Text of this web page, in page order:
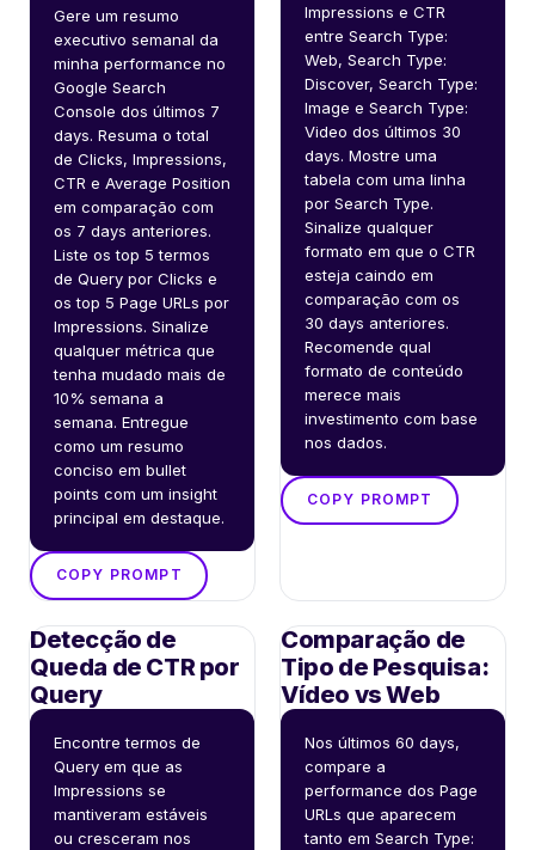
Gere um resumo
executivo semanal da
minha performance no
Google Search
Console dos últimos 7
days. Resuma o total
de Clicks, Impressions,
CTR e Average Position
em comparação com
os 7 days anteriores.
Liste os top 5 termos
de Query por Clicks e
os top 5 Page URLs por
Impressions. Sinalize
qualquer métrica que
tenha mudado mais de
10% semana a
semana. Entregue
como um resumo
conciso em bullet
points com um insight
principal em destaque.
COPY PROMPT
Impressions e CTR
entre Search Type:
Web, Search Type:
Discover, Search Type:
Image e Search Type:
Video dos últimos 30
days. Mostre uma
tabela com uma linha
por Search Type.
Sinalize qualquer
formato em que o CTR
esteja caindo em
comparação com os
30 days anteriores.
Recomende qual
formato de conteúdo
merece mais
investimento com base
nos dados.
COPY PROMPT
Detecção de
Queda de CTR por
Query
Encontre termos de
Query em que as
Impressions se
mantiveram estáveis
ou cresceram nos
Comparação de
Tipo de Pesquisa:
Vídeo vs Web
Nos últimos 60 days,
compare a
performance dos Page
URLs que aparecem
tanto em Search Type: